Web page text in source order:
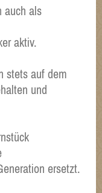
auch als
aktiv.
stets auf dem
und
ersetzt.